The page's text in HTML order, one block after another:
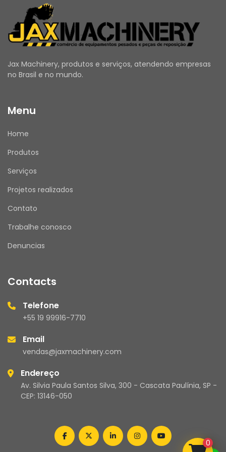
Utilize o campo de Perguntas e Respostas
para esclarecer todas as suas dúvidas.
Verifique se seus dados de entrega e cadastro
estão atualizados.
Emitimos Nota Fiscal para todas as vendas.
APÓS A COMPRA
sua experiência de compra conosco. Sua
opinião é muito importante!
ATENDIMENTO
Nosso horário de atendimento é de segunda a
Mensagens enviadas fora desse horário serão
respondidas no próximo dia útil.
Compromisso com qualidade e atendimento
de excelência.
Jax Machinery, produtos e serviços, atendendo empresas
no Brasil e no mundo.
Menu
Home
Produtos
Serviços
Projetos realizados
Contato
Trabalhe conosco
Denuncias
Contacts
Telefone
+55 19 99916-7710
Email
vendas@jaxmachinery.com
Endereço
Av. Silvia Paula Santos Silva, 300 - Cascata Paulínia, SP -
CEP: 13146-050
facebooktwitterlinkedininstagramyoutube 0